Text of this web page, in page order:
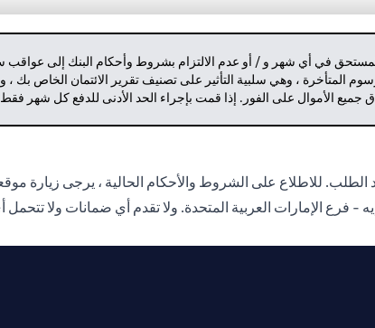
في أي شهر و / أو عدم الالتزام بشروط وأحكام البنك إلى
المتأخرة ، وهي سلبية التأثير على تصنيف تقرير الائتمان الخاص
جميع الأموال على الفور. إذا قمت بإجراء الحد الأدنى للدفع كل
للاطلاع على الشروط والأحكام الحالية ، يرجى زيارة
فرع الإمارات العربية المتحدة. ولا تقدم أي ضمانات ولا